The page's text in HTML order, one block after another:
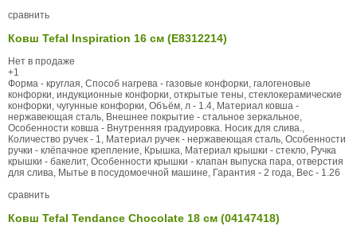
сравнить
Ковш Tefal Inspiration 16 см (E8312214)
Нет в продаже
+1
Форма - круглая, Способ нагрева - газовые конфорки, галогеновые
конфорки, индукционные конфорки, открытые тены, стеклокерамические
конфорки, чугунные конфорки, Объём, л - 1.4, Материал ковша -
нержавеющая сталь, Внешнее покрытие - стальное зеркальное,
Особенности ковша - Внутренняя градуировка. Носик для слива.,
Количество ручек - 1, Материал ручек - нержавеющая сталь, Особенности
ручки - клёпачное крепление, Крышка, Материал крышки - стекло, Ручка
крышки - бакелит, Особенности крышки - клапан выпуска пара, отверстия
для слива, Мытье в посудомоечной машине, Гарантия - 2 года, Вес - 1.26
сравнить
Ковш Tefal Tendance Chocolate 18 см (04147418)